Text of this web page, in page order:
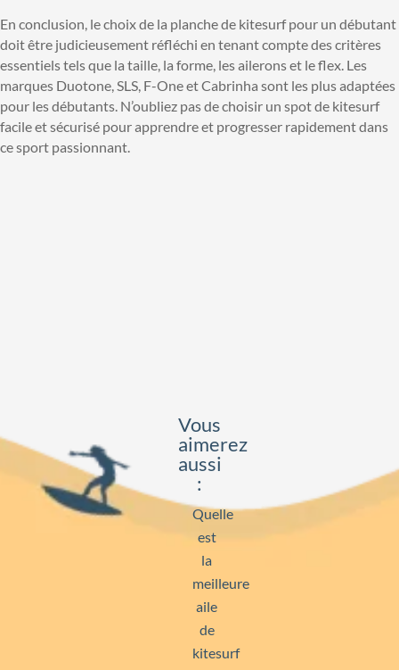
En conclusion, le choix de la planche de kitesurf pour un débutant
doit être judicieusement réfléchi en tenant compte des critères
essentiels tels que la taille, la forme, les ailerons et le flex. Les
marques Duotone, SLS, F-One et Cabrinha sont les plus adaptées
pour les débutants. N’oubliez pas de choisir un spot de kitesurf
facile et sécurisé pour apprendre et progresser rapidement dans
ce sport passionnant.
Vous
aimerez
aussi
:
Quelle
est
la
meilleure
aile
de
kitesurf